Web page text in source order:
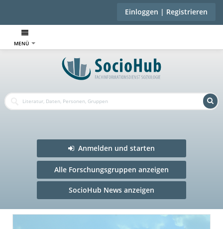
Einloggen | Registrieren
MENÜ
Anmelden und starten
Alle Forschungsgruppen anzeigen
SocioHub News anzeigen